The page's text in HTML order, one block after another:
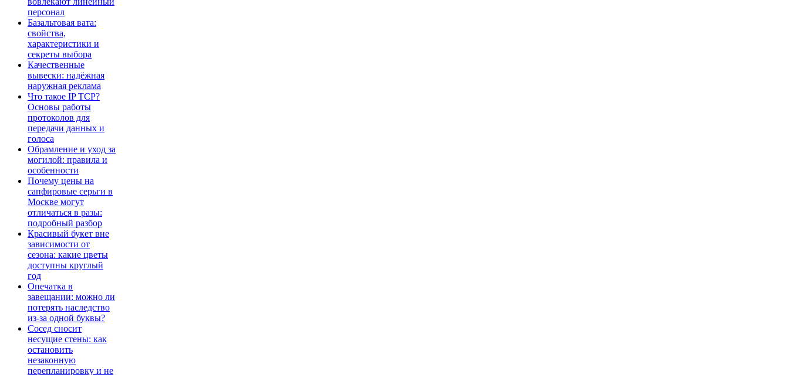
персонал
Базальтовая вата:
свойства,
характеристики и
секреты выбора
Качественные
вывески: надёжная
наружная реклама
Что такое IP TCP?
Основы работы
протоколов для
передачи данных и
голоса
Обрамление и уход за
могилой: правила и
особенности
Почему цены на
сапфировые серьги в
Москве могут
отличаться в разы:
подробный разбор
Красивый букет вне
зависимости от
сезона: какие цветы
доступны круглый
год
Опечатка в
завещании: можно ли
потерять наследство
из-за одной буквы?
Сосед сносит
несущие стены: как
остановить
незаконную
перепланировку и не